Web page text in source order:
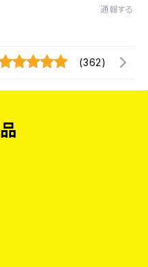
通報する
(362)